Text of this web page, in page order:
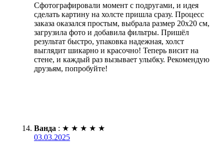
Сфотографировали момент с подругами, и идея
сделать картину на холсте пришла сразу. Процесс
заказа оказался простым, выбрала размер 20х20 см,
загрузила фото и добавила фильтры. Пришёл
результат быстро, упаковка надежная, холст
выглядит шикарно и красочно! Теперь висит на
стене, и каждый раз вызывает улыбку. Рекомендую
друзьям, попробуйте!
Ванда : ★ ★ ★ ★ ★
03.03.2025